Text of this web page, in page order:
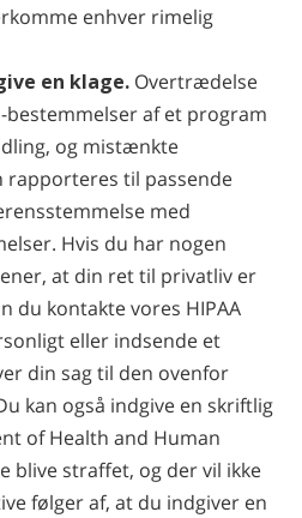
enhver rimelig
en klage. Overtrædelse
af et program
og mistænkte
til passende
med
Hvis du har nogen
at din ret til privatliv er
du kontakte vores HIPAA
eller indsende et
din sag til den ovenfor
kan også indgive en skriftlig
of Health and Human
blive straffet, og der vil ikke
følger af, at du indgiver en